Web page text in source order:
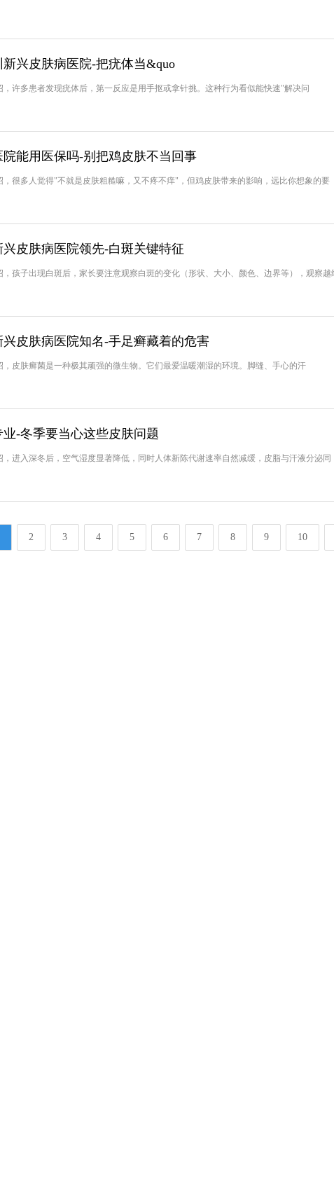
兴皮肤病医院-把疣体当&quo
多患者发现疣体后，第一反应是用手抠或拿针挑。这种行为看似能快速"解决问
能用医保吗-别把鸡皮肤不当回事
多人觉得"不就是皮肤粗糙嘛，又不疼不痒"，但鸡皮肤带来的影响，远比你想象的要
皮肤病医院领先-白斑关键特征
子出现白斑后，家长要注意观察白斑的变化（形状、大小、颜色、边界等），观察越
皮肤病医院知名-手足癣藏着的危害
肤癣菌是一种极其顽强的微生物。它们最爱温暖潮湿的环境。脚缝、手心的汗
-冬季要当心这些皮肤问题
入深冬后，空气湿度显著降低，同时人体新陈代谢速率自然减缓，皮脂与汗液分泌同
2 3 4 5 6 7 8 9 10